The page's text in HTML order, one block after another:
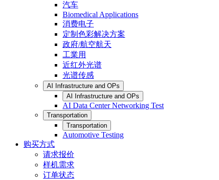
汽车
Biomedical Applications
消费电子
定制色彩解决方案
政府/航空航天
工業用
近红外光谱
光谱传感
AI Infrastructure and OPs
AI Infrastructure and OPs
AI Data Center Networking Test
Transportation
Transportation
Automotive Testing
购买方式
请求报价
样机需求
订单状态